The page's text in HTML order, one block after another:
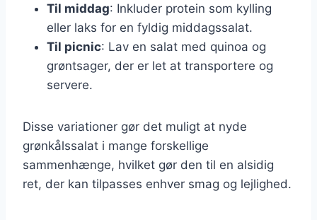
Til middag: Inkluder protein som kylling
eller laks for en fyldig middagssalat.
Til picnic: Lav en salat med quinoa og
grøntsager, der er let at transportere og
servere.
Disse variationer gør det muligt at nyde
grønkålssalat i mange forskellige
sammenhænge, hvilket gør den til en alsidig
ret, der kan tilpasses enhver smag og lejlighed.